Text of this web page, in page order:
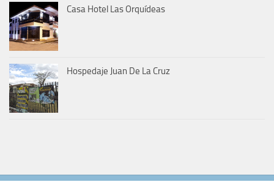
Casa Hotel Las Orquídeas
Hospedaje Juan De La Cruz